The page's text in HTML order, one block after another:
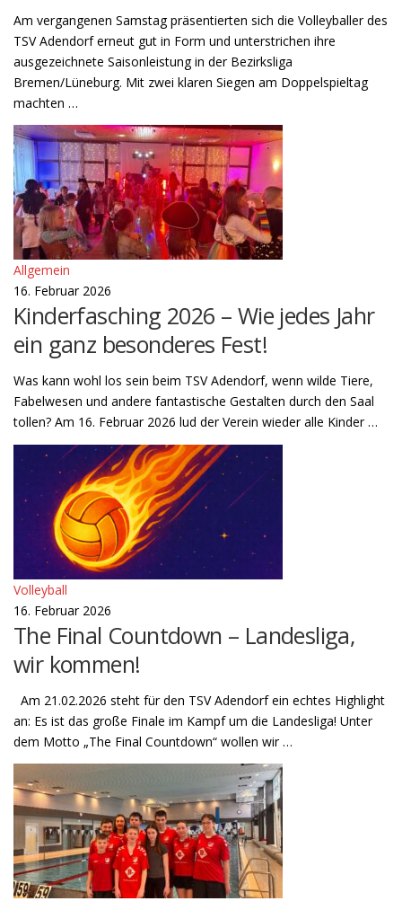
Am vergangenen Samstag präsentierten sich die Volleyballer des
TSV Adendorf erneut gut in Form und unterstrichen ihre
ausgezeichnete Saisonleistung in der Bezirksliga
Bremen/Lüneburg. Mit zwei klaren Siegen am Doppelspieltag
machten …
Allgemein
16. Februar 2026
Kinderfasching 2026 – Wie jedes Jahr
ein ganz besonderes Fest!
Was kann wohl los sein beim TSV Adendorf, wenn wilde Tiere,
Fabelwesen und andere fantastische Gestalten durch den Saal
tollen? Am 16. Februar 2026 lud der Verein wieder alle Kinder …
Volleyball
16. Februar 2026
The Final Countdown – Landesliga,
wir kommen!
Am 21.02.2026 steht für den TSV Adendorf ein echtes Highlight
an: Es ist das große Finale im Kampf um die Landesliga! Unter
dem Motto „The Final Countdown“ wollen wir …